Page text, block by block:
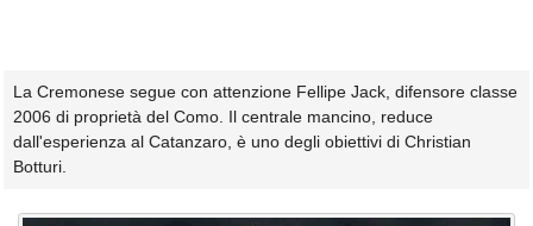
La Cremonese segue con attenzione Fellipe Jack, difensore classe
2006 di proprietà del Como. Il centrale mancino, reduce
dall'esperienza al Catanzaro, è uno degli obiettivi di Christian
Botturi.